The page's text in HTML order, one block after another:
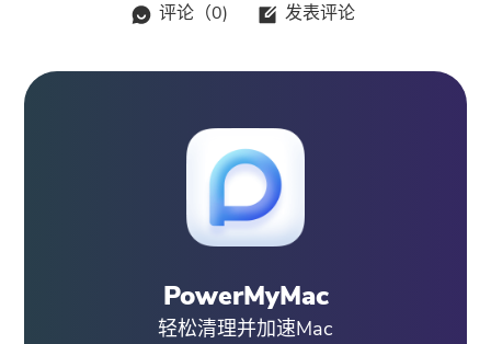
评论（0) 发表评论
PowerMyMac
轻松清理并加速Mac